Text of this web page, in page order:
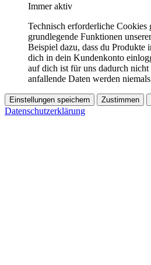
Immer aktiv
Technisch erforderliche Cookies
grundlegende Funktionen
Beispiel dazu, dass du Produkte
dich in dein Kundenkonto
auf dich ist für uns dadurch
anfallende Daten werden
Einstellungen speichern Zustimmen
Datenschutzerklärung